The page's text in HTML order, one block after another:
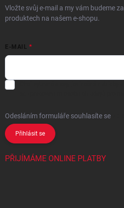
Vložte svůj e-mail a my vám budeme
produktech na našem e-shopu.
E-MAIL
Odesláním formuláře souhlasíte se
Přihlásit se
PŘIJÍMÁME ONLINE PLATBY